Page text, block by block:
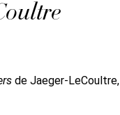
de Jaeger-